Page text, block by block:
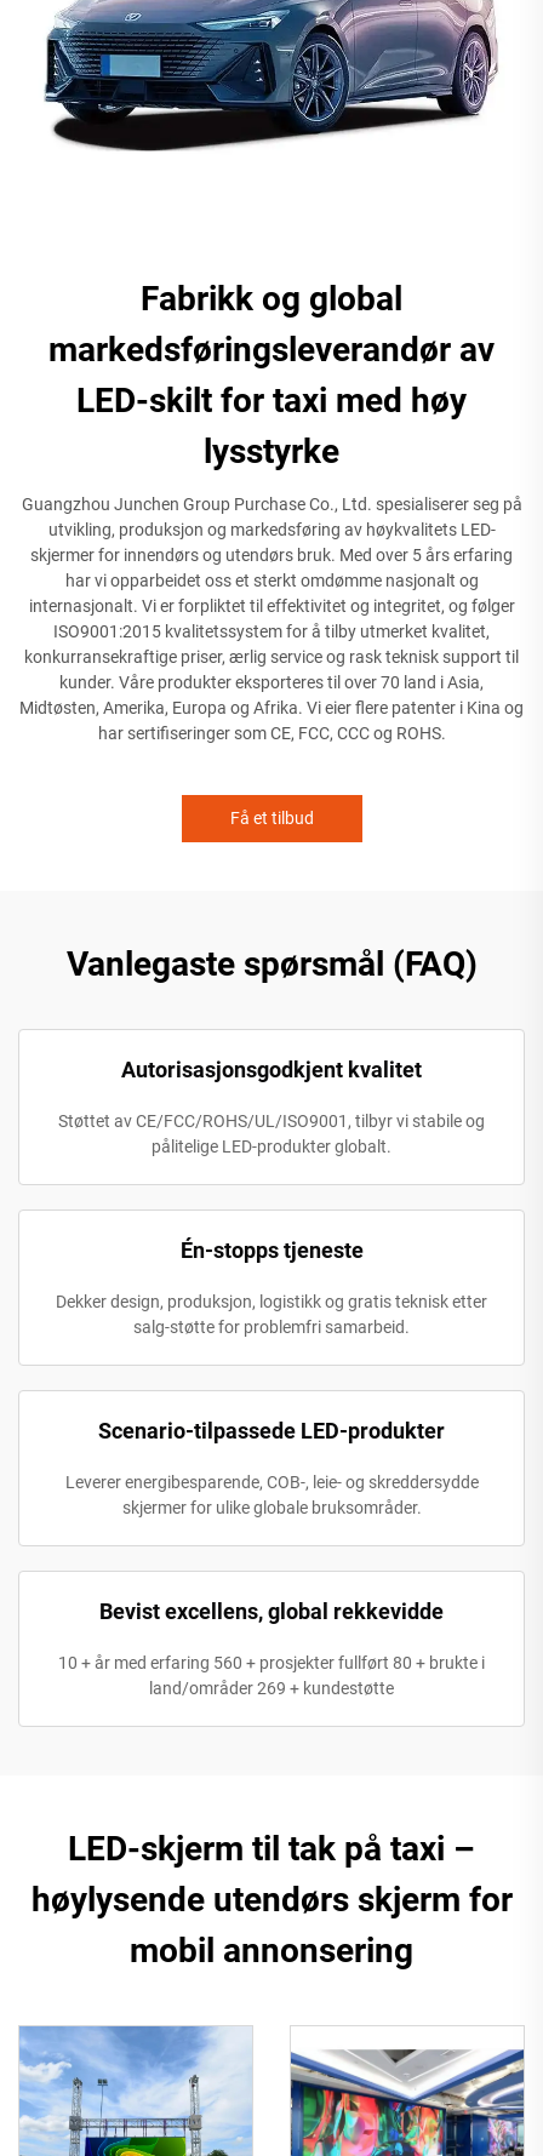
Fabrikk og global
markedsføringsleverandør av
LED-skilt for taxi med høy
lysstyrke
Guangzhou Junchen Group Purchase Co., Ltd. spesialiserer seg på
utvikling, produksjon og markedsføring av høykvalitets LED-
skjermer for innendørs og utendørs bruk. Med over 5 års erfaring
har vi opparbeidet oss et sterkt omdømme nasjonalt og
internasjonalt. Vi er forpliktet til effektivitet og integritet, og følger
ISO9001:2015 kvalitetssystem for å tilby utmerket kvalitet,
konkurransekraftige priser, ærlig service og rask teknisk support til
kunder. Våre produkter eksporteres til over 70 land i Asia,
Midtøsten, Amerika, Europa og Afrika. Vi eier flere patenter i Kina og
har sertifiseringer som CE, FCC, CCC og ROHS.
Få et tilbud
Vanlegaste spørsmål (FAQ)
Autorisasjonsgodkjent kvalitet
Støttet av CE/FCC/ROHS/UL/ISO9001, tilbyr vi stabile og
pålitelige LED-produkter globalt.
Én-stopps tjeneste
Dekker design, produksjon, logistikk og gratis teknisk etter
salg-støtte for problemfri samarbeid.
Scenario-tilpassede LED-produkter
Leverer energibesparende, COB-, leie- og skreddersydde
skjermer for ulike globale bruksområder.
Bevist excellens, global rekkevidde
10 + år med erfaring 560 + prosjekter fullført 80 + brukte i
land/områder 269 + kundestøtte
LED-skjerm til tak på taxi –
høylysende utendørs skjerm for
mobil annonsering